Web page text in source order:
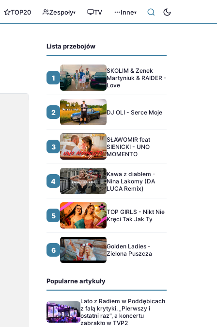
TOP20 Zespoły▾ TV Inne▾
Lista przebojów
1
SKOLIM & Zenek
Martyniuk & RAIDER -
Love
2 DJ OLI - Serce Moje
3
SŁAWOMIR feat
SIENICKI - UNO
MOMENTO
4
Kawa z diabłem -
Nina Lakomy (DA
LUCA Remix)
5
TOP GIRLS - Nikt Nie
Kręci Tak Jak Ty
6
Golden Ladies -
Zielona Puszcza
Popularne artykuły
Lato z Radiem w Poddębicach
z falą krytyki. „Pierwszy i
ostatni raz", a koncertu
zabrakło w TVP2